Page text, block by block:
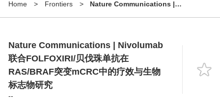
About
Language
Home > Frontiers >
Nature Communications |
Nature Communications | Nivolumab
联合FOLFOXIRI/贝伐珠单抗在
RAS/BRAF突变mCRC中的疗效与生物
标志物研究
--